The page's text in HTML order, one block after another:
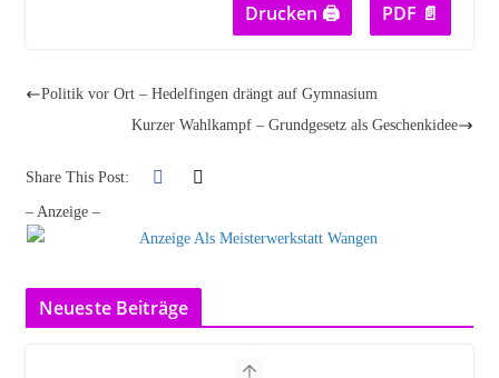
Drucken 🖨 PDF 📄
Politik vor Ort – Hedelfingen drängt auf Gymnasium
Kurzer Wahlkampf – Grundgesetz als Geschenkidee
Share This Post:
– Anzeige –
Neueste Beiträge